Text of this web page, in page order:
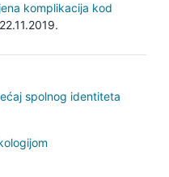
komplikacija kod
22.11.2019.
spolnog identiteta